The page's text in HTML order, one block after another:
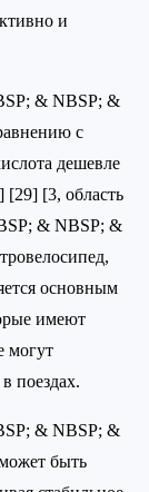
и
& NBSP; &
с
дешевле
[29] [3, область
& NBSP; &
основным
имеют
могут
поездах.
& NBSP; &
быть